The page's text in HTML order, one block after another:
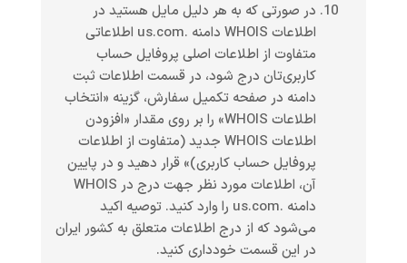
در صورتی که به هر دلیل مایل هستید در
اطلاعات WHOIS دامنه .us.com اطلاعاتی
متفاوت از اطلاعات اصلی پروفایل حساب
کاربری‌تان درج شود، در قسمت اطلاعات ثبت
دامنه در صفحه تکمیل سفارش، گزینه «انتخاب
اطلاعات WHOIS» را بر روی مقدار «افزودن
اطلاعات WHOIS جدید (متفاوت از اطلاعات
پروفایل حساب کاربری)» قرار دهید و در پایین
آن، اطلاعات مورد نظر جهت درج در WHOIS
دامنه .us.com را وارد کنید. توصیه اکید
می‌شود که از درج اطلاعات متعلق به کشور ایران
در این قسمت خودداری کنید.